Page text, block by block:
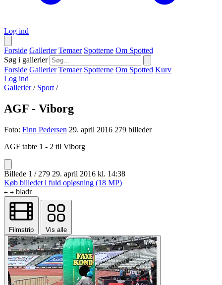
Log ind
Forside Gallerier Temaer Spotterne Om Spotted
Søg i gallerier
Forside Gallerier Temaer Spotterne Om Spotted Kurv
Log ind
Gallerier/ Sport /
AGF - Viborg
Foto: Finn Pedersen 29. april 2016 279 billeder
AGF tabte 1 - 2 til Viborg
Billede 1 / 279 29. april 2016 kl. 14:38
Køb billedet i fuld opløsning (18 MP)
← → bladr
Filmstrip Vis alle